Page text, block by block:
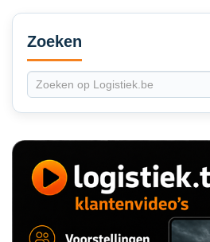
Secondary
Sidebar
Zoeken